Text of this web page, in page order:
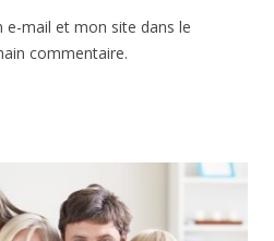
mail et mon site dans le
commentaire.